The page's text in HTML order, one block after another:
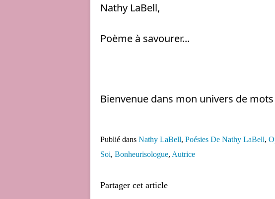
Nathy LaBell,
Poème à savourer...
Bienvenue dans mon univers de
Publié dans Nathy LaBell, Poésies De Nathy LaBell,
Soi, Bonheurisologue, Autrice
Partager cet article